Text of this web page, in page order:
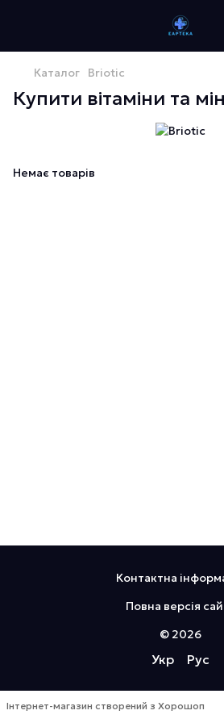
Каталог Briotic
Купити вітаміни та
Немає товарів
Контактна
Повна версія
© 2026
Укр Рус
Інтернет-магазин створений з Хорошоп